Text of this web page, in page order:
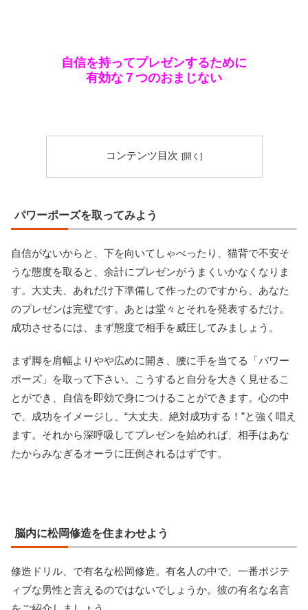
自信を持ってプレゼンするために
有効な７つのおまじない
コンテンツ目次
パワーポーズを取ってみよう
自信がないからと、下を向いてしゃべったり、猫背で不安そ
うな態度を取ると、余計にプレゼンがうまくいかなくなりま
す。大丈夫、あれだけ下準備して作ったのですから、あなた
のプレゼンは完璧です。あとは堂々とそれを発表するだけ。
成功させるには、まず態度で相手を威圧してみましょう。
まず脚を肩幅よりやや広めに開き、腰に手を当てる「パワー
ポーズ」を取って下さい。こうすると自分を大きく見せるこ
とができ、自信を即効で身につけることができます。心の中
で、成功をイメージし、“大丈夫、絶対成功する！”と強く唱え
ます。それから深呼吸してプレゼンを始めれば、相手はあな
たからみなぎるオーラに圧倒されるはずです。
脳内に松岡修造を住まわせよう
修造ドリル、で有名な松岡修造。有名人の中で、一番ポジテ
ィブな男性と言えるのではないでしょうか。彼の有名な名言